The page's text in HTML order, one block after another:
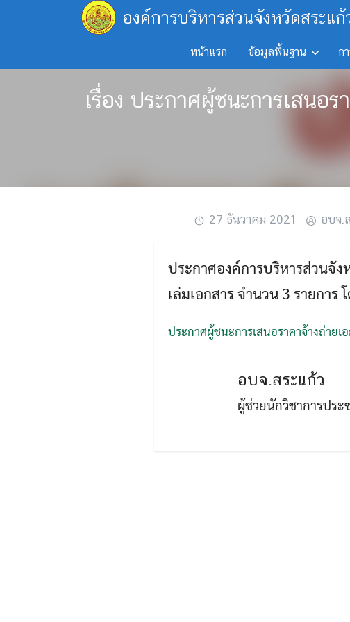
องค์การบริหารส่วนจังหวัดสระแก้
หน้าแรก ข้อมูลพื้นฐาน ก
เรื่อง ประกาศผู้ชนะการเสนอ
27 ธันวาคม 2021 อบจ.
ประกาศองค์การบริหารส่วนจัง
เล่มเอกสาร จำนวน 3 รายการ
ประกาศผู้ชนะการเสนอราคาจ้างถ่ายเ
อบจ.สระแก้ว
ผู้ช่วยนักวิชาการปร